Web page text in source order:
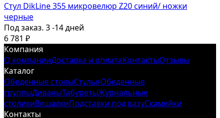
Стул DikLine 355 микровелюр Z20 синий/ ножки
черные
Под заказ. 3 -14 дней
6 781 ₽
Компания
О компанииДоставка и оплатаКонтактыОтзывы
Каталог
Обеденные столыСтульяОбеденные
группыДиваныТабуретыЖурнальные
столикиВешалкиПодставки под вазуСкамейки
Контакты